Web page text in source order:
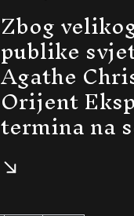
Zbog
publike
Agathe
Orijent
termina na